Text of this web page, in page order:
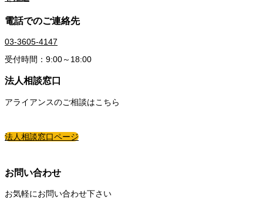
電話でのご連絡先
03-3605-4147
受付時間：9:00～18:00
法人相談窓口
アライアンスのご相談はこちら
法人相談窓口ページ
お問い合わせ
お気軽にお問い合わせ下さい